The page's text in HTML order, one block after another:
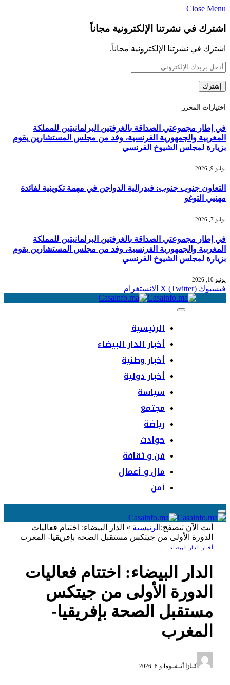
Close Menu
اشترك في نشرتنا الإلكترونية مجاناً
اشترك في نشرتنا الإلكترونية مجاناً.
اختيارات المحرر
في إطار مجموعتي الصداقة بالغرفتين البرلمانيتين للمملكة
المغربية والجمهورية الفرنسية، وفد من مجلس المستشارين يقوم
بزيارة لمجلس الشيوخ الفرنسي
يوليو 9, 2026
التعاون جنوب جنوب: فيدرالية الدواجن في مهمة تكوينية لفائدة
مهنيي التوغو
يوليو 7, 2026
في إطار مجموعتي الصداقة بالغرفتين البرلمانيتين للمملكة
المغربية والجمهورية الفرنسية، وفد من مجلس المستشارين يقوم
بزيارة لمجلس الشيوخ الفرنسي
يونيو 10, 2026
فيسبوك X (Twitter) الانستغرام
الرئيسية
أخبار الدار البيضاء
أخبار وطنية
أخبار دولية
سياسة
مجتمع
رياضة
حوادث
فن و ثقافة
مال و أعمال
أمن
أنت الآن تتصفح:الرئيسية»الدار البيضاء: اختتام فعاليات
الدورة الأولى من جيتكس مستقبل الصحة بإفريقيا- المغرب
أخبار الدار البيضاء
الدار البيضاء: اختتام فعاليات
الدورة الأولى من جيتكس
مستقبل الصحة بإفريقيا-
المغرب
كــازا أنــفــومايو 8, 2026